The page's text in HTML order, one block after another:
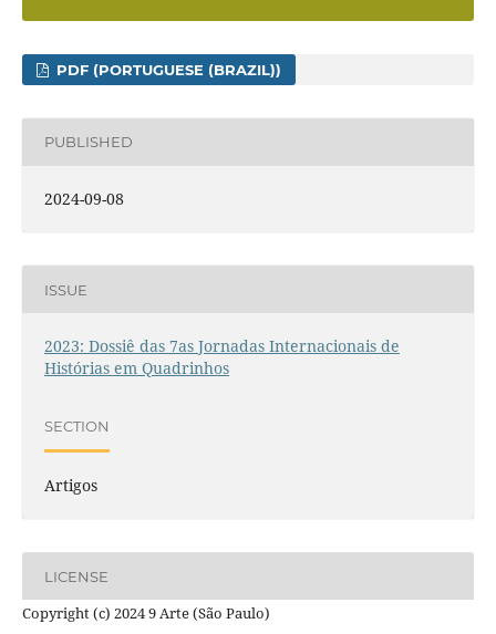
PDF (PORTUGUESE (BRAZIL))
PUBLISHED
2024-09-08
ISSUE
2023: Dossiê das 7as Jornadas Internacionais de
Histórias em Quadrinhos
SECTION
Artigos
LICENSE
Copyright (c) 2024 9 Arte (São Paulo)